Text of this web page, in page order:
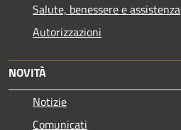
Salute, benessere e assistenza
Autorizzazioni
NOVITÀ
Notizie
Comunicati